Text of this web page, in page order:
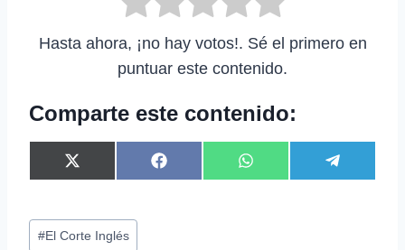
Hasta ahora, ¡no hay votos!. Sé el primero en
puntuar este contenido.
Comparte este contenido:
C
o
p
a
X
(
w
i
C
o
F
a
C
o
W
h
C
o
e
Etiquetas
#El Corte Inglés